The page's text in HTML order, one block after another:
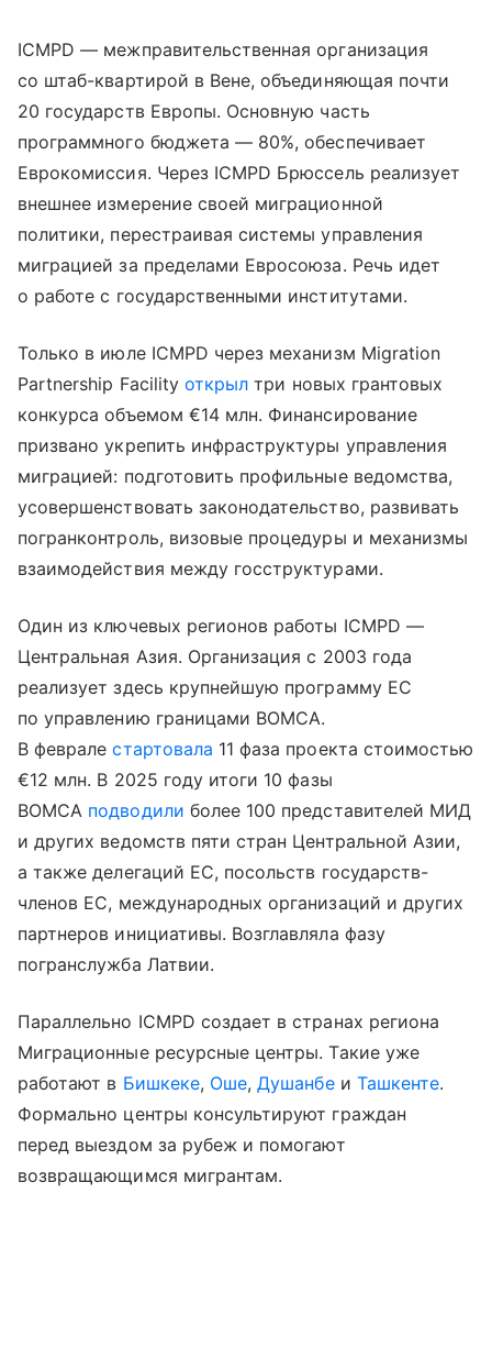
ICMPD — межправительственная организация
со штаб-квартирой в Вене, объединяющая почти
20 государств Европы. Основную часть
программного бюджета — 80%, обеспечивает
Еврокомиссия. Через ICMPD Брюссель реализует
внешнее измерение своей миграционной
политики, перестраивая системы управления
миграцией за пределами Евросоюза. Речь идет
о работе с государственными институтами.
Только в июле ICMPD через механизм Migration
Partnership Facilityоткрыл три новых грантовых
конкурса объемом €14 млн. Финансирование
призвано укрепить инфраструктуры управления
миграцией: подготовить профильные ведомства,
усовершенствовать законодательство, развивать
погранконтроль, визовые процедуры и механизмы
взаимодействия между госструктурами.
Один из ключевых регионов работы ICMPD —
Центральная Азия. Организация с 2003 года
реализует здесь крупнейшую программу ЕС
по управлению границами BOMCA.
В февралестартовала 11 фаза проекта стоимостью
€12 млн. В 2025 году итоги 10 фазы
BOMCA подводили более 100 представителей МИД
и других ведомств пяти стран Центральной Азии,
а также делегаций ЕС, посольств государств-
членов ЕС, международных организаций и других
партнеров инициативы. Возглавляла фазу
погранслужба Латвии.
Параллельно ICMPD создает в странах региона
Миграционные ресурсные центры. Такие уже
работают в Бишкеке, Оше, Душанбеи Ташкенте.
Формально центры консультируют граждан
перед выездом за рубеж и помогают
возвращающимся мигрантам.